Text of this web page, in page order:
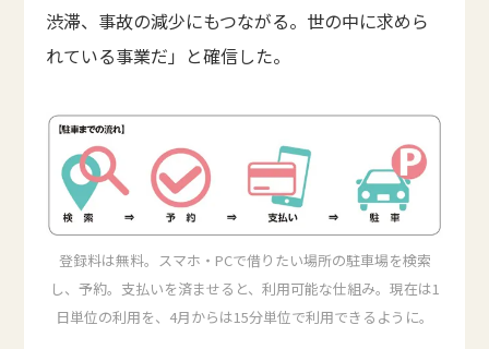
渋滞、事故の減少にもつながる。世の中に求めら
れている事業だ」と確信した。
登録料は無料。スマホ・PCで借りたい場所の駐車場を検索
し、予約。支払いを済ませると、利用可能な仕組み。現在は1
日単位の利用を、4月からは15分単位で利用できるように。